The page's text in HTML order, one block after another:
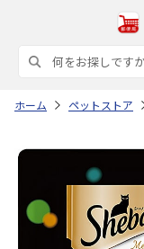
ホーム ペットストア